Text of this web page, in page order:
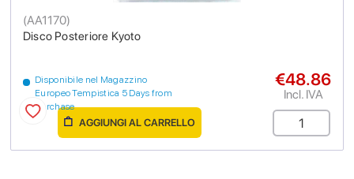
Disco Posteriore Kyoto
(AA1170)
Disponibile nel Magazzino
Europeo Tempistica 5 Days from
purchase
€48.86
Incl. IVA
AGGIUNGI AL CARRELLO